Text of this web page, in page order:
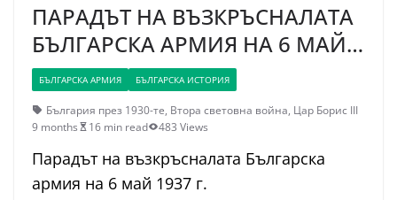
ПАРАДЪТ НА ВЪЗКРЪСНАЛАТА
БЪЛГАРСКА АРМИЯ НА 6 МАЙ…
БЪЛГАРСКА АРМИЯ БЪЛГАРСКА ИСТОРИЯ
България през 1930-те, Втора световна война, Цар Борис III
9 months
16 min read 483 Views
Парадът на възкръсналата Българска
армия на 6 май 1937 г.